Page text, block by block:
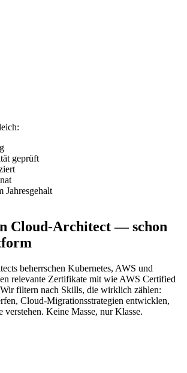
geprüft
Jahresgehalt
Cloud-Architect— schon
beherrschen Kubernetes, AWS und
relevante Zertifikate mit wie AWS Certified
filtern nach Skills, die wirklich zählen:
Cloud-Migrationsstrategien entwicklen,
verstehen. Keine Masse, nur Klasse.